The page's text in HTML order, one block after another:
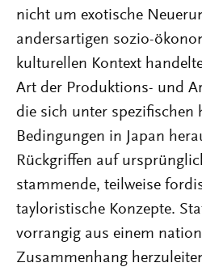
nicht um exotische
andersartigen sozio-
kulturellen Kontext
Art der Produktions- und
die sich unter spezifischen
Bedingungen in Japan
Rückgriffen auf
stammende, teilweise
tayloristische Konzepte.
vorrangig aus einem
Zusammenhang